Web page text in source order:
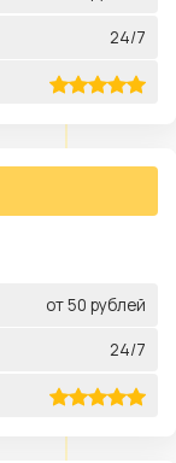
24/7
от 50 рублей
24/7